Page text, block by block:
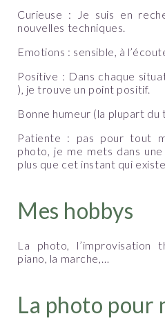
Curieuse : Je suis en
nouvelles techniques.
Emotions : sensible, à
Positive : Dans chaque
), je trouve un point positif.
Bonne humeur (la plupart du
Patiente : pas pour tout
photo, je me mets dans
plus que cet instant qui
Mes hobbys
La photo, l’improvisation
piano, la marche,…
La photo pour